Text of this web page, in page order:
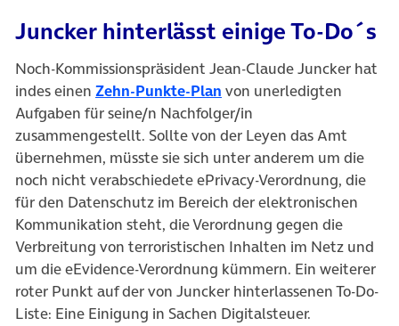
Juncker hinterlässt einige To-Do´s
Noch-Kommissionspräsident Jean-Claude Juncker hat
indes einen Zehn-Punkte-Plan (öffnet in neuem Tab)
von unerledigten
Aufgaben für seine/n Nachfolger/in
zusammengestellt. Sollte von der Leyen das Amt
übernehmen, müsste sie sich unter anderem um die
noch nicht verabschiedete ePrivacy-Verordnung, die
für den Datenschutz im Bereich der elektronischen
Kommunikation steht, die Verordnung gegen die
Verbreitung von terroristischen Inhalten im Netz und
um die eEvidence-Verordnung kümmern. Ein weiterer
roter Punkt auf der von Juncker hinterlassenen To-Do-
Liste: Eine Einigung in Sachen Digitalsteuer.